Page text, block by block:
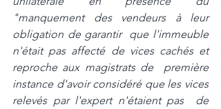
"manquement des vendeurs à leur
obligation de garantir  que l'immeuble
n'était pas affecté de vices cachés et
reproche aux magistrats de  première
instance d'avoir considéré que les vices
relevés par l'expert n'étaient pas  de